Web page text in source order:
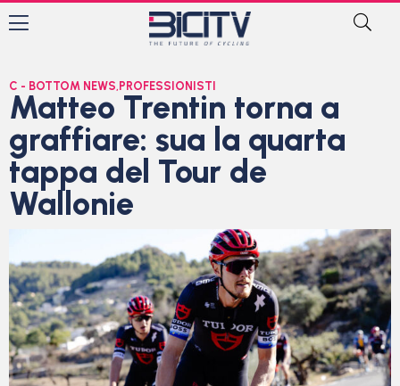
C - BOTTOM NEWS, PROFESSIONISTI
Matteo Trentin torna a
graffiare: sua la quarta
tappa del Tour de
Wallonie